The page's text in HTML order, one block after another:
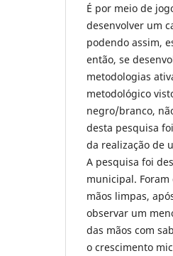
É por meio de
desenvolver um
podendo assim,
então, se
metodologias
metodológico
negro/branco,
desta pesquisa
da realização de
A pesquisa foi
municipal. Foram
mãos limpas,
observar um
das mãos com
o crescimento